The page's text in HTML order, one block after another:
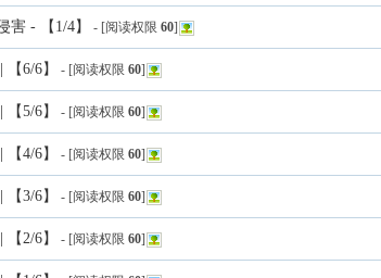
害 - 【1/4】 - [阅读权限60]
6/6】 - [阅读权限60]
5/6】 - [阅读权限60]
4/6】 - [阅读权限60]
3/6】 - [阅读权限60]
2/6】 - [阅读权限60]